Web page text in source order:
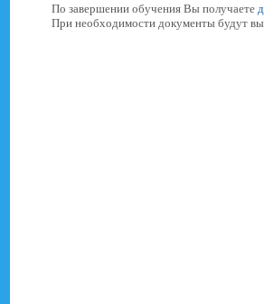
По завершении обучения Вы получаете
При необходимости документы будут